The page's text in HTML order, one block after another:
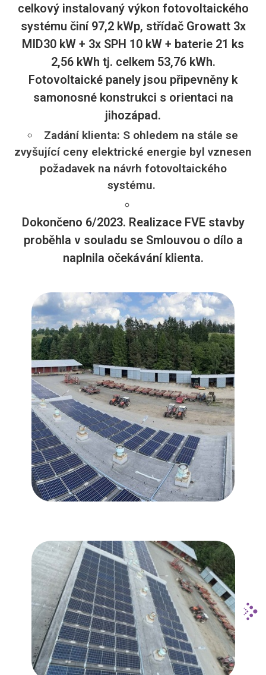
celkový instalovaný výkon fotovoltaického
systému činí 97,2 kWp, střídač Growatt 3x
MID30 kW + 3x SPH 10 kW + baterie 21 ks
2,56 kWh tj. celkem 53,76 kWh.
Fotovoltaické panely jsou připevněny k
samonosné konstrukci s orientaci na
jihozápad.
Zadání klienta: S ohledem na stále se
zvyšující ceny elektrické energie byl vznesen
požadavek na návrh fotovoltaického
systému.
Dokončeno 6/2023. Realizace FVE stavby
proběhla v souladu se Smlouvou o dílo a
naplnila očekávání klienta.